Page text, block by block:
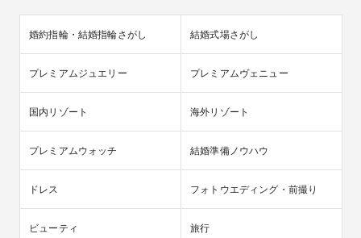
婚約指輪・結婚指輪さがし 結婚式場さがし
プレミアムジュエリー プレミアムヴェニュー
国内リゾート 海外リゾート
プレミアムウォッチ 結婚準備ノウハウ
ドレス フォトウエディング・前撮り
ビューティ 旅行